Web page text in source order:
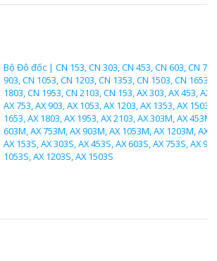
Bộ Đô đốc | CN 153, CN 303, CN 453, CN 603, CN
903, CN 1053, CN 1203, CN 1353, CN 1503, CN 1653,
1803, CN 1953, CN 2103, CN 153, AX 303, AX 453, AX
AX 753, AX 903, AX 1053, AX 1203, AX 1353, AX 1503,
1653, AX 1803, AX 1953, AX 2103, AX 303M, AX 453M,
603M, AX 753M, AX 903M, AX 1053M, AX 1203M, AX
AX 153S, AX 303S, AX 453S, AX 603S, AX 753S, AX
1053S, AX 1203S, AX 1503S